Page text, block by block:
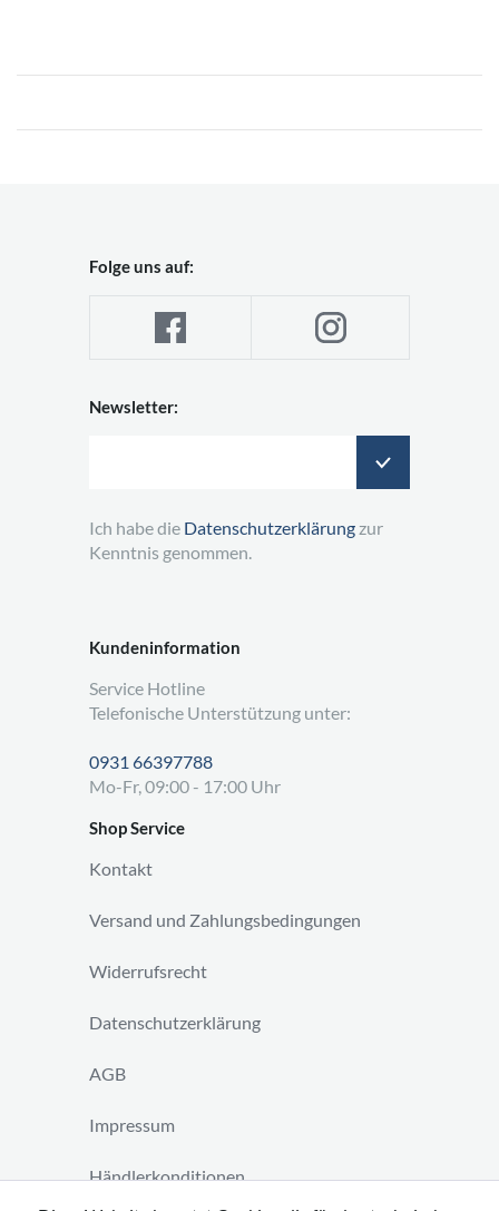
Kundeninformation
Service Hotline
Telefonische Unterstützung unter:
0931 66397788
Mo-Fr, 09:00 - 17:00 Uhr
Shop Service
Kontakt
Versand und Zahlungsbedingungen
Widerrufsrecht
Datenschutzerklärung
AGB
Impressum
Händlerkonditionen
Folge uns auf:
Newsletter:
Ich habe die Datenschutzerklärung zur
Kenntnis genommen.